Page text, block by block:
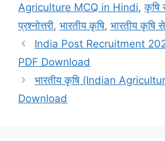
Agriculture MCQ in Hindi,कृषि
प्रश्नोत्तरी, भारतीय कृषि, भारतीय कृषि से
India Post Recruitment
PDF Download
भारतीय कृषि (Indian
Download